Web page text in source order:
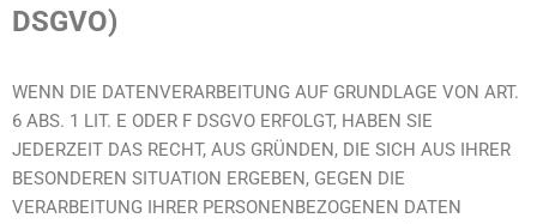
DSGVO)
WENN DIE DATENVERARBEITUNG AUF GRUNDLAGE VON ART.
6 ABS. 1 LIT. E ODER F DSGVO ERFOLGT, HABEN SIE
JEDERZEIT DAS RECHT, AUS GRÜNDEN, DIE SICH AUS IHRER
BESONDEREN SITUATION ERGEBEN, GEGEN DIE
VERARBEITUNG IHRER PERSONENBEZOGENEN DATEN